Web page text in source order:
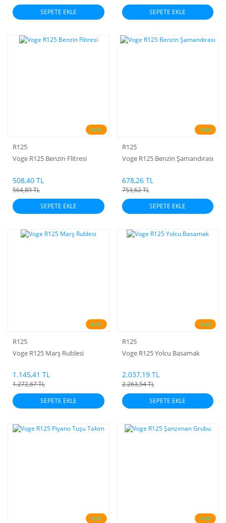
SEPETE EKLE
SEPETE EKLE
%10
R125
Voge R125 Benzin Flitresi
508,40 TL
564,89 TL
SEPETE EKLE
%10
R125
Voge R125 Benzin Şamandırası
678,26 TL
753,62 TL
SEPETE EKLE
%10
R125
Voge R125 Marş Rublesi
1.145,41 TL
1.272,67 TL
SEPETE EKLE
%10
R125
Voge R125 Yolcu Basamak
2.037,19 TL
2.263,54 TL
SEPETE EKLE
%10 %10